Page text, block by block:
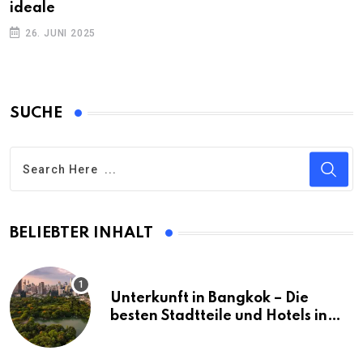
ideale
26. JUNI 2025
SUCHE
BELIEBTER INHALT
Unterkunft in Bangkok – Die
besten Stadtteile und Hotels in